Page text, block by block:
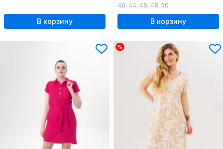
В корзину
40, 44, 46, 48, 50
В корзину
%